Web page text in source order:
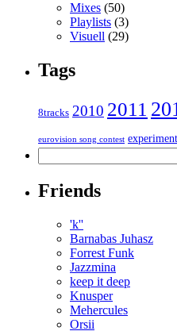
Mixes (50)
Playlists (3)
Visuell (29)
Tags
8tracks 2010 2011
eurovision song contest
nach:
Friends
'k''
Barnabas Juhasz
Forrest Funk
Jazzmina
keep it deep
Knusper
Mehercules
Orsii